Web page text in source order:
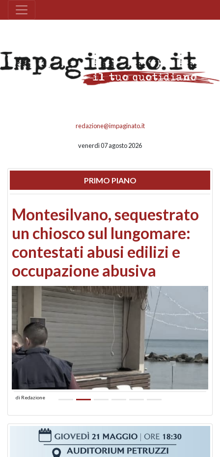
redazione@impaginato.it
venerdì 07 agosto 2026
PRIMO PIANO
Montesilvano, sequestrato
un chiosco sul lungomare:
contestati abusi edilizi e
occupazione abusiva
di Redazione